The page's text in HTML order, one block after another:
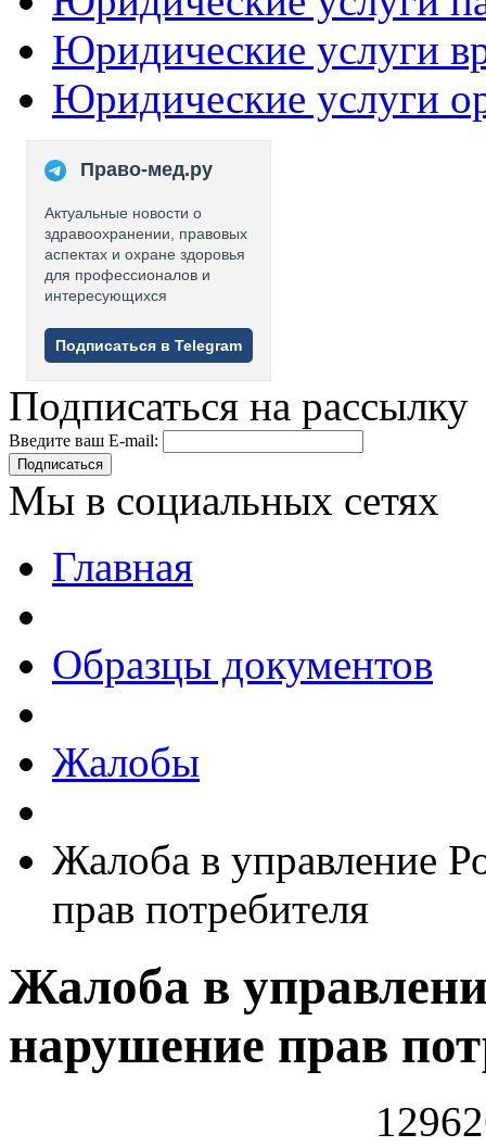
Юридические услуги
Юридические услуги
Право-мед.ру
Актуальные новости о
здравоохранении, правовых
аспектах и охране здоровья
для профессионалов и
интересующихся
Подписаться в Telegram
Подписаться на рассылку
Введите ваш E-mail:
Подписаться
Мы в социальных сетях
Главная
Образцы документов
Жалобы
Жалоба в управление
прав потребителя
Жалоба в
нарушение прав